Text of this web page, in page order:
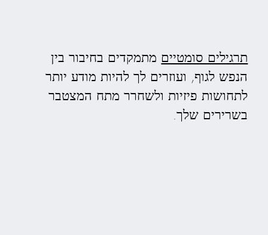
תרגילים סומטיים מתמקדים בחיבור בין
הנפש לגוף, ועוזרים לך להיות מודע יותר
לתחושות פיזיות ולשחרר מתח המצטבר
בשרירים שלך.